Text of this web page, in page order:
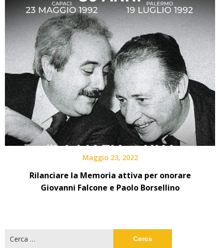
Maggio 23, 2022
Rilanciare la Memoria attiva per onorare
Giovanni Falcone e Paolo Borsellino
per: